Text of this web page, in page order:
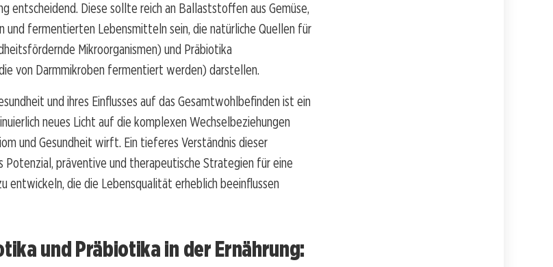
entscheidend. Diese sollte reich an Ballaststoffen aus Gemüse,
und fermentierten Lebensmitteln sein, die natürliche Quellen für
Mikroorganismen) und Präbiotika
von Darmmikroben fermentiert werden) darstellen.
und ihres Einflusses auf das Gesamtwohlbefinden ist ein
neues Licht auf die komplexen Wechselbeziehungen
und Gesundheit wirft. Ein tieferes Verständnis dieser
Potenzial, präventive und therapeutische Strategien für eine
entwickeln, die die Lebensqualität erheblich beeinflussen
und Präbiotika in der Ernährung: